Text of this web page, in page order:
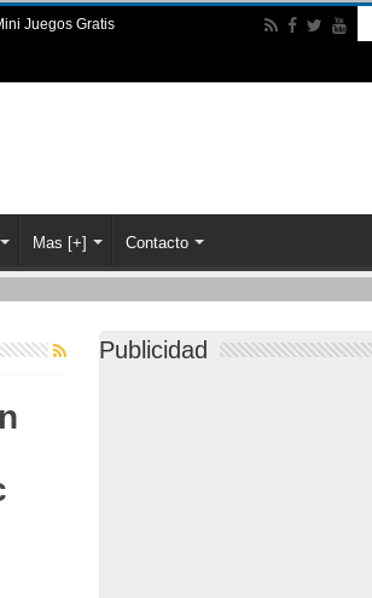
Juegos Gratis
Mas [+] Contacto
Publicidad